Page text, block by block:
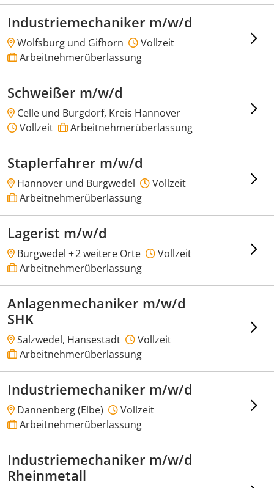
Industriemechaniker m/w/d
Wolfsburg und Gifhorn
Vollzeit
Arbeitnehmerüberlassung
Schweißer m/w/d
Celle und Burgdorf, Kreis Hannover
Vollzeit
Arbeitnehmerüberlassung
Staplerfahrer m/w/d
Hannover und Burgwedel
Vollzeit
Arbeitnehmerüberlassung
Lagerist m/w/d
Burgwedel +2 weitere Orte
Vollzeit
Arbeitnehmerüberlassung
Anlagenmechaniker m/w/d
SHK
Salzwedel, Hansestadt
Vollzeit
Arbeitnehmerüberlassung
Industriemechaniker m/w/d
Dannenberg (Elbe)
Vollzeit
Arbeitnehmerüberlassung
Industriemechaniker m/w/d
Rheinmetall